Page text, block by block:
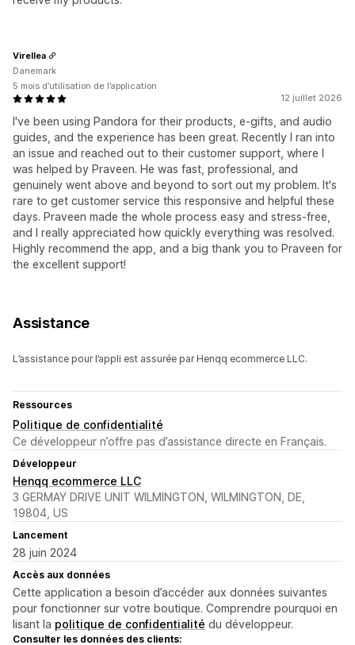
12 juillet 2026
I've been using Pandora for their products, e-gifts, and audio
guides, and the experience has been great. Recently I ran into
an issue and reached out to their customer support, where I
was helped by Praveen. He was fast, professional, and
genuinely went above and beyond to sort out my problem. It's
rare to get customer service this responsive and helpful these
days. Praveen made the whole process easy and stress-free,
and I really appreciated how quickly everything was resolved.
Highly recommend the app, and a big thank you to Praveen for
the excellent support!
Virellea
Danemark
5 mois d’utilisation de l’application
Assistance
L’assistance pour l’appli est assurée par Henqq ecommerce LLC.
Ressources
Politique de confidentialité
Ce développeur n’offre pas d’assistance directe en Français.
Développeur
Henqq ecommerce LLC
3 GERMAY DRIVE UNIT WILMINGTON, WILMINGTON, DE,
19804, US
Lancement
28 juin 2024
Accès aux données
Cette application a besoin d’accéder aux données suivantes
pour fonctionner sur votre boutique. Comprendre pourquoi en
lisant la politique de confidentialité du développeur.
Consulter les données des clients: